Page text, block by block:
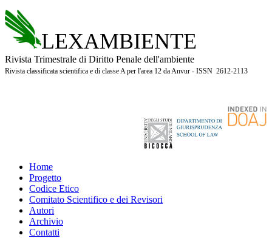
LEXAMBIENTE
Rivista Trimestrale di Diritto Penale dell'ambiente
Rivista classificata scientifica e di classe A per l'area 12 da Anvur - ISSN 2612-2113
Home
Progetto
Codice Etico
Comitato Scientifico e dei Revisori
Autori
Archivio
Contatti